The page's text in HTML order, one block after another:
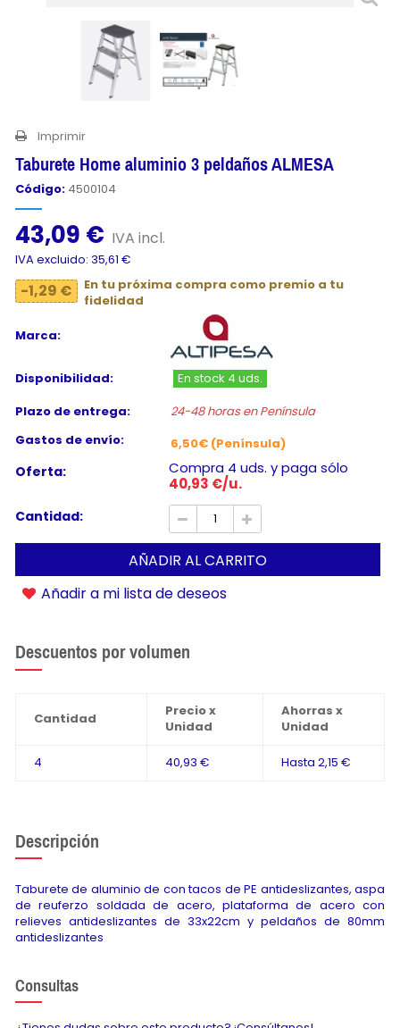
Imprimir
Taburete Home aluminio 3 peldaños ALMESA
Código: 4500104
43,09 € IVA incl.
IVA excluido: 35,61 €
-1,29 €
En tu próxima compra como premio a tu
fidelidad
Marca:
Disponibilidad:
En stock 4 uds.
Plazo de entrega:
24-48 horas en Península
Gastos de envío:
6,50€ (Península)
Oferta:
Compra 4 uds. y paga sólo
40,93 €/u.
Cantidad:
AÑADIR AL CARRITO
Añadir a mi lista de deseos
Descuentos por volumen
Cantidad
Precio x
Unidad
Ahorras x
Unidad
4 40,93 € Hasta 2,15 €
Descripción
Taburete de aluminio de con tacos de PE antideslizantes, aspa
de reuferzo soldada de acero, plataforma de acero con
relieves antideslizantes de 33x22cm y peldaños de 80mm
antideslizantes
Consultas